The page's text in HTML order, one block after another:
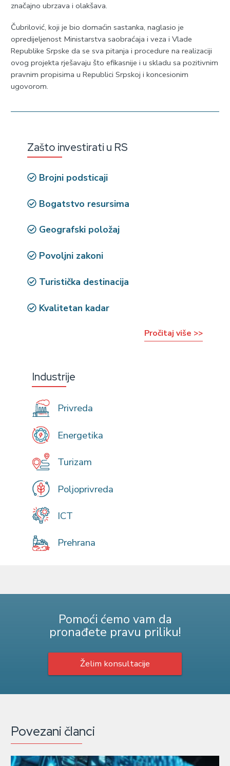
značajno ubrzava i olakšava.
Čubrilović, koji je bio domaćin sastanka, naglasio je
opredijeljenost Ministarstva saobraćaja i veza i Vlade
Republike Srpske da se sva pitanja i procedure na realizaciji
ovog projekta rješavaju što efikasnije i u skladu sa pozitivnim
pravnim propisima u Republici Srpskoj i koncesionim
ugovorom.
Zašto investirati u RS
Brojni podsticaji
Bogatstvo resursima
Geografski položaj
Povoljni zakoni
Turistička destinacija
Kvalitetan kadar
Pročitaj više >>
Industrije
Privreda
Energetika
Turizam
Poljoprivreda
ICT
Prehrana
Pomoći ćemo vam da
pronađete pravu priliku!
Želim konsultacije
Povezani članci